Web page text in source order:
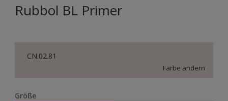
Rubbol BL Primer
CN.02.81
Farbe ändern
Größe